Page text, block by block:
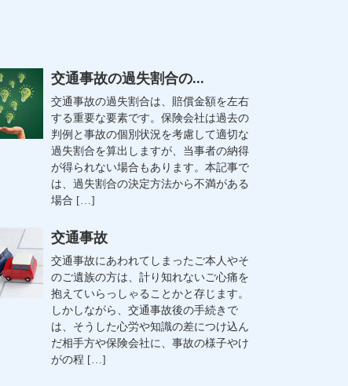
交通事故の過失割合の...
交通事故の過失割合は、賠償金額を左右
する重要な要素です。保険会社は過去の
判例と事故の個別状況を考慮して適切な
過失割合を算出しますが、当事者の納得
が得られない場合もあります。本記事で
は、過失割合の決定方法から不満がある
場合 […]
交通事故
交通事故にあわれてしまったご本人やそ
のご遺族の方は、計り知れないご心痛を
抱えていらっしゃることかと存じます。
しかしながら、交通事故後の手続きで
は、そうした心労や知識の差につけ込ん
だ相手方や保険会社に、事故の様子やけ
がの程 […]